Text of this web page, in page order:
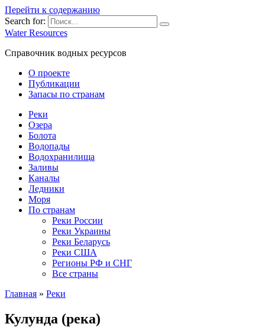
Перейти к содержанию
Search for:
Water Resources
Справочник водных ресурсов
О проекте
Публикации
Запасы по странам
Реки
Озера
Болота
Водопады
Водохранилища
Заливы
Каналы
Ледники
Моря
По странам
Реки России
Реки Украины
Реки Беларусь
Реки США
Регионы РФ и СНГ
Все страны
Главная » Реки
Кулунда (река)